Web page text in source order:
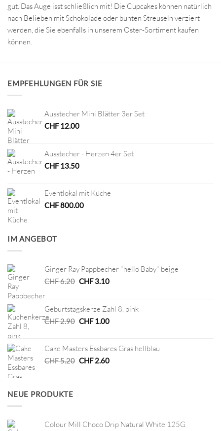
gut. Das Auge isst schließlich mit! Die Cupcakes können natürlich
nach Belieben mit Schokolade oder bunten Streuseln verziert
werden, die Sie ebenfalls in unserem Oster-Sortiment kaufen
können.
EMPFEHLUNGEN FÜR SIE
Ausstecher Mini Blätter 3er Set
CHF12.00
Ausstecher - Herzen 4er Set
CHF13.50
Eventlokal mit Küche
CHF800.00
IM ANGEBOT
Ginger Ray Pappbecher "hello Baby" beige
CHF6.20 Ursprünglicher
CHF 6.20
CHF3.10Aktueller
CHF 3.10.
Geburtstagskerze Zahl 8, pink
CHF2.90 Ursprünglicher
CHF 2.90
CHF1.00Aktueller
CHF 1.00.
Cake Masters Essbares Gras hellblau
CHF5.20 Ursprünglicher
CHF2.60Aktueller
NEUE PRODUKTE
Colour Mill Choco Drip Natural White 125G